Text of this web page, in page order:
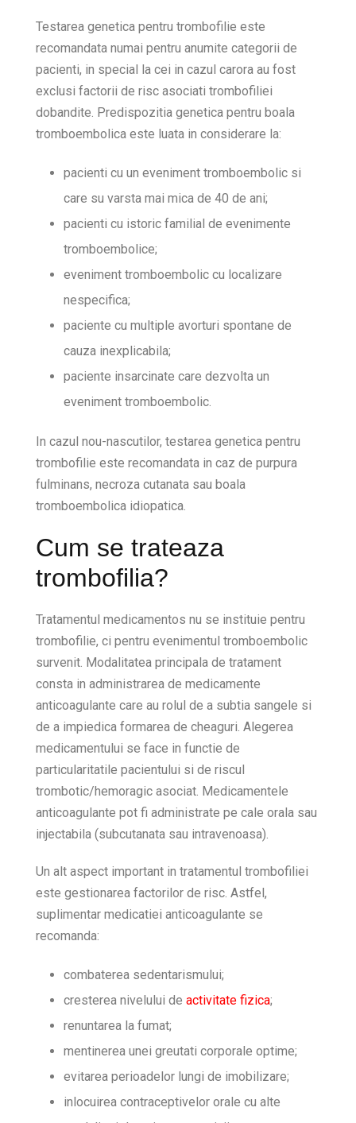
Testarea genetica pentru trombofilie este
recomandata numai pentru anumite categorii de
pacienti, in special la cei in cazul carora au fost
exclusi factorii de risc asociati trombofiliei
dobandite. Predispozitia genetica pentru boala
tromboembolica este luata in considerare la:
pacienti cu un eveniment tromboembolic si
care su varsta mai mica de 40 de ani;
pacienti cu istoric familial de evenimente
tromboembolice;
eveniment tromboembolic cu localizare
nespecifica;
paciente cu multiple avorturi spontane de
cauza inexplicabila;
paciente insarcinate care dezvolta un
eveniment tromboembolic.
In cazul nou-nascutilor, testarea genetica pentru
trombofilie este recomandata in caz de purpura
fulminans, necroza cutanata sau boala
tromboembolica idiopatica.
Cum se trateaza
trombofilia?
Tratamentul medicamentos nu se instituie pentru
trombofilie, ci pentru evenimentul tromboembolic
survenit. Modalitatea principala de tratament
consta in administrarea de medicamente
anticoagulante care au rolul de a subtia sangele si
de a impiedica formarea de cheaguri. Alegerea
medicamentului se face in functie de
particularitatile pacientului si de riscul
trombotic/hemoragic asociat. Medicamentele
anticoagulante pot fi administrate pe cale orala sau
injectabila (subcutanata sau intravenoasa).
Un alt aspect important in tratamentul trombofiliei
este gestionarea factorilor de risc. Astfel,
suplimentar medicatiei anticoagulante se
recomanda:
combaterea sedentarismului;
cresterea nivelului de activitate fizica;
renuntarea la fumat;
mentinerea unei greutati corporale optime;
evitarea perioadelor lungi de imobilizare;
inlocuirea contraceptivelor orale cu alte